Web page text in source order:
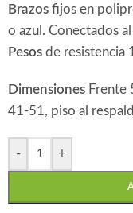
Brazos fijos en
o azul. Conectados
Pesos de resistencia
Dimensiones Frente
41-51, piso al
- +